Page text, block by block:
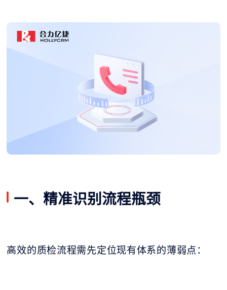
一、精准识别流程瓶颈
高效的质检流程需先定位现有体系的薄弱点：